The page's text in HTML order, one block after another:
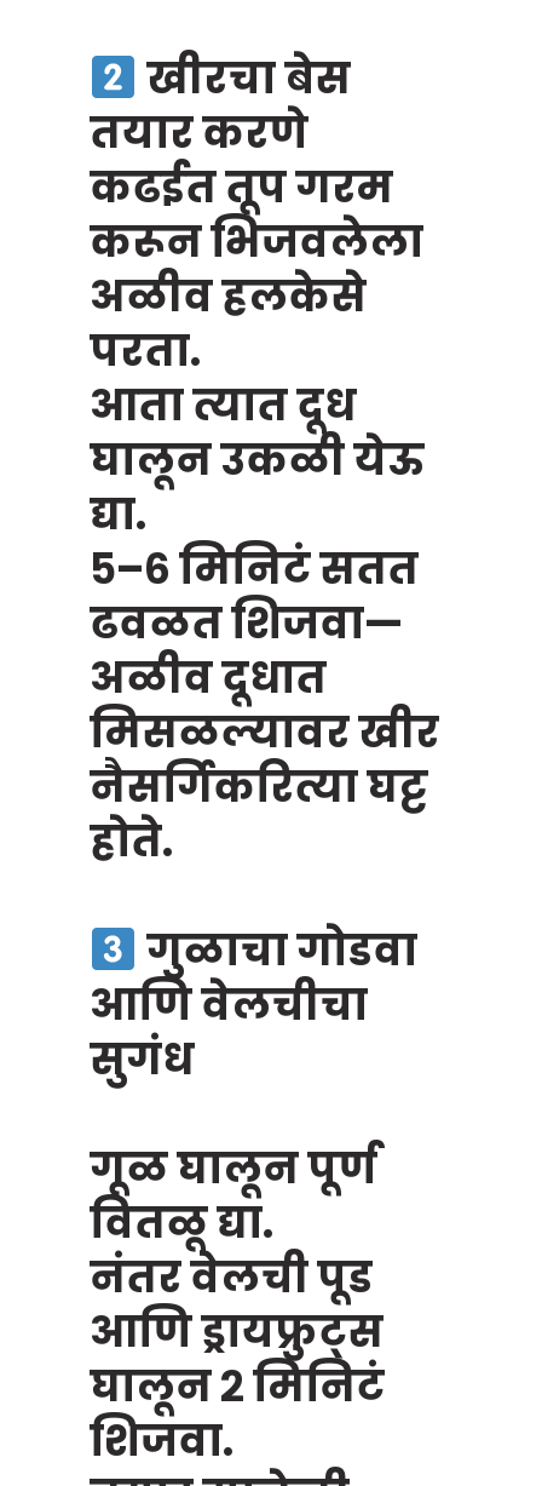
खीरचा बेस
तयार करणे
कढईत तूप गरम
करून भिजवलेला
अळीव हलकेसे
परता.
आता त्यात दूध
घालून उकळी येऊ
द्या.
५–६ मिनिटं सतत
ढवळत शिजवा—
अळीव दूधात
मिसळल्यावर खीर
नैसर्गिकरित्या घट्ट
होते.
गुळाचा गोडवा
आणि वेलचीचा
सुगंध
गूळ घालून पूर्ण
वितळू द्या.
नंतर वेलची पूड
आणि ड्रायफ्रुट्स
घालून २ मिनिटं
शिजवा.